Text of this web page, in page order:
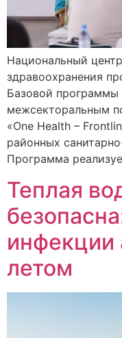
Национальный
здравоохранения
Базовой программы
межсекторальным
«One Health –
районных
Программа
Теплая
инфекции
летом